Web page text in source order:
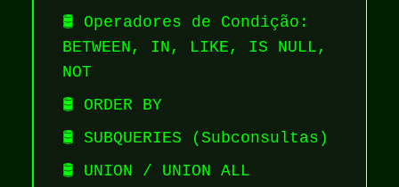
🛢️ Operadores de Condição:
BETWEEN, IN, LIKE, IS NULL,
NOT
🛢️ ORDER BY
🛢️ SUBQUERIES (Subconsultas)
🛢️ UNION / UNION ALL